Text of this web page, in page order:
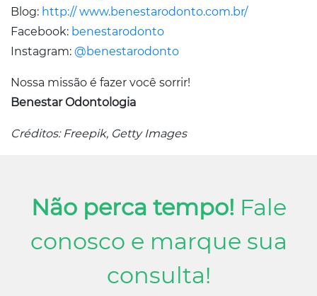
Blog: http:// www.benestarodonto.com.br/
Facebook: benestarodonto
Instagram: @benestarodonto
Nossa missão é fazer você sorrir!
Benestar Odontologia
Créditos: Freepik, Getty Images
Não perca tempo! Fale
conosco e marque sua
consulta!